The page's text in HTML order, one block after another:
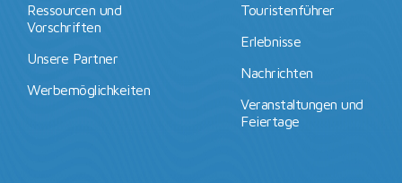
Ressourcen und
Vorschriften
Unsere Partner
Werbemöglichkeiten
Touristenführer
Erlebnisse
Nachrichten
Veranstaltungen und
Feiertage